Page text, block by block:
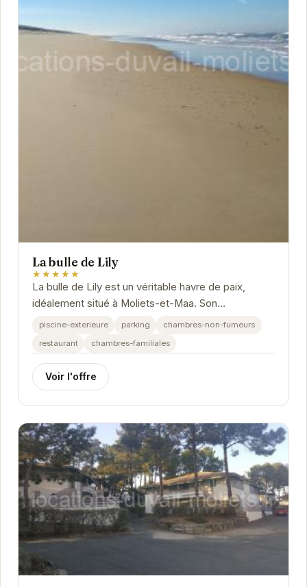
La bulle de Lily
★★★★★
La bulle de Lily est un véritable havre de paix,
idéalement situé à Moliets-et-Maa. Son
atmosphère chaleureuse et ses équipements de
piscine-exterieure parking
chambres-non-fumeurs
restaurant
chambres-familiales
Voir l'offre